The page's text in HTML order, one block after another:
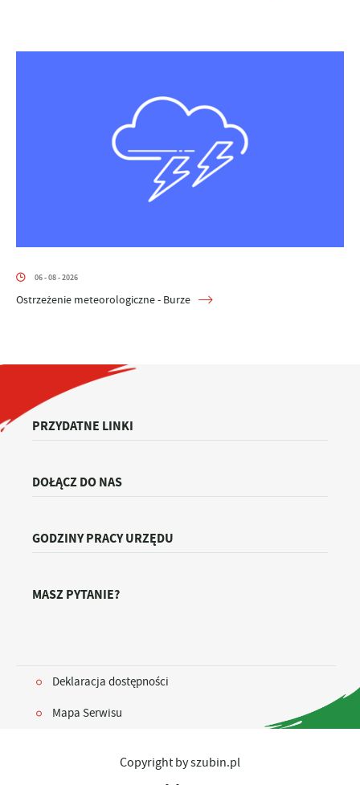
06 - 08 - 2026
Ostrzeżenie meteorologiczne - Burze
PRZYDATNE LINKI
DOŁĄCZ DO NAS
GODZINY PRACY URZĘDU
MASZ PYTANIE?
Deklaracja dostępności
Mapa Serwisu
Copyright by szubin.pl